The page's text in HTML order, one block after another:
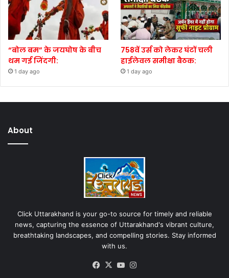
“बोल बम” के जयघोष के बीच
थम गई जिंदगी:
1 day ago
758वें उर्स को लेकर घंटों चली
हाईलेवल समीक्षा बैठक:
1 day ago
About
Click Uttarakhand is your go-to source for timely and reliable
news, capturing the essence of Uttarakhand's vibrant culture,
breathtaking landscapes, and compelling stories. Stay informed
with us.
Facebook
X YouTube